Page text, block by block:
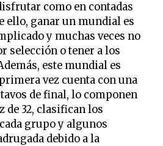
como en contadas
ello, ganar un mundial es
y muchas veces no
selección o tener a los
este mundial es
vez cuenta con una
de final, lo componen
de 32, clasifican los
grupo y algunos
debido a la